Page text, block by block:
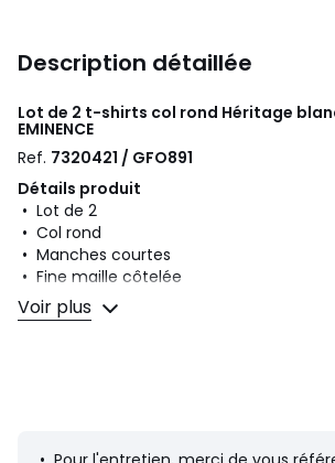
Description détaillée
Lot de 2 t-shirts col rond Héritage
EMINENCE
Ref. 7320421 / GFO891
Détails produit
• Lot de 2
• Col rond
• Manches courtes
• Fine maille côtelée
Composition et Entretien
Fiche produit relative aux qualités et
Voir plus